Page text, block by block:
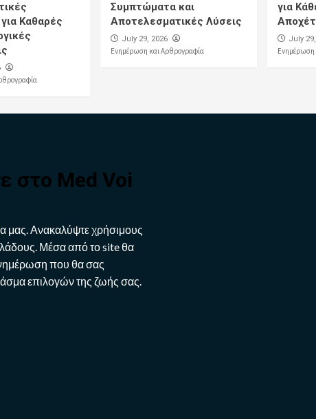
Καθαρές
Συμπτώματα και
Αποτελεσματικές Λύσεις
July 29, 2026
Ενημέρωση και Αρθρογραφία
για
July
Ενημέρωση
στο Med Voi
μας. Ανακαλύψτε χρήσιμους
Μέσα από το site θα
που θα σας
επιλογών της ζωής σας.